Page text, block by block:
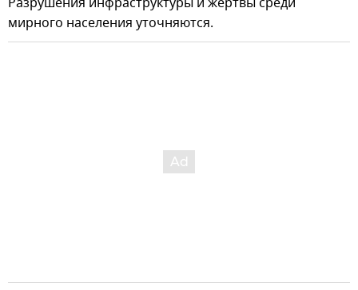
мирного населения уточняются.